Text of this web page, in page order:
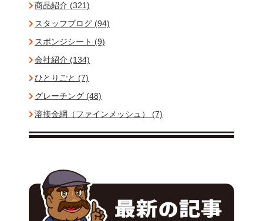
商品紹介 (321)
スタッフブログ (94)
スポンジシート (9)
会社紹介 (134)
ひとりごと (7)
グレーチング (48)
溶接金網（ファインメッシュ） (7)